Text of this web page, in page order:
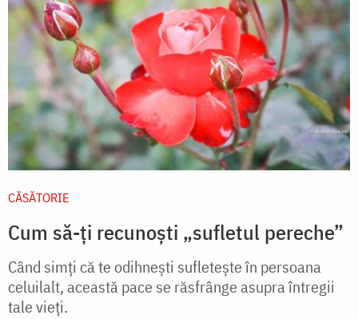
CĂSĂTORIE
Cum să-ți recunoști „sufletul pereche”
Când simți că te odihnești sufletește în persoana
celuilalt, această pace se răsfrânge asupra întregii
tale vieți.